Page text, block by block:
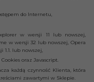
do Internetu,
w wersji 11 lub nowszej,
w wersji 32 lub nowszej, Opera
1.1. lub nowszej,
oraz Javascript.
każdą czynność Klienta, która
zawartymi w Sklepie.